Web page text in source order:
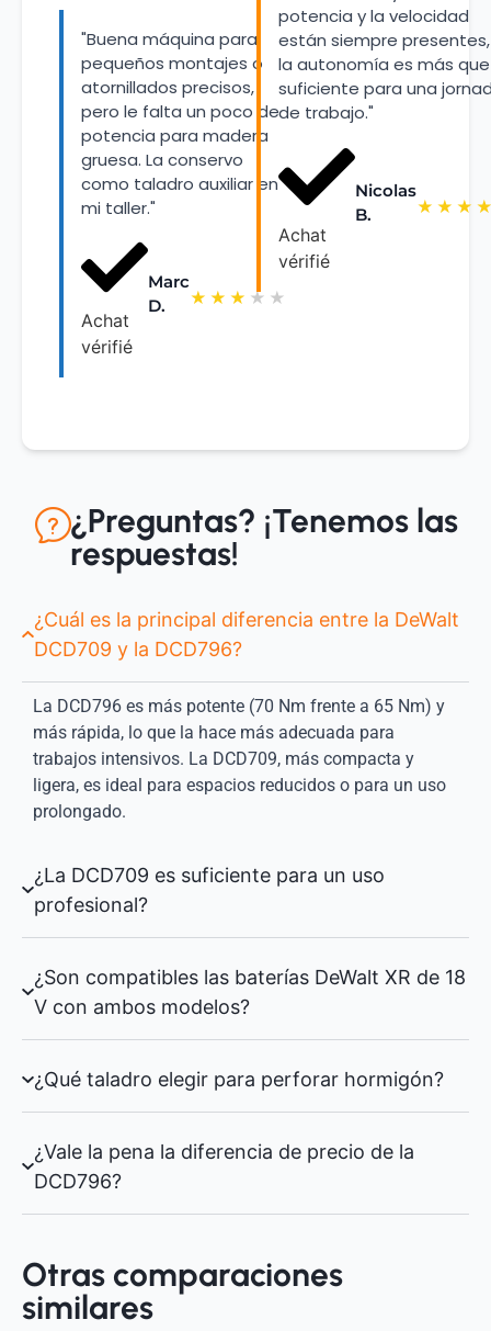
"Buena máquina para
pequeños montajes o
atornillados precisos,
pero le falta un poco de
potencia para madera
gruesa. La conservo
como taladro auxiliar en
mi taller."
Achat
vérifié
Marc
D.
★ ★ ★ ★ ★
potencia y la velocidad
están siempre
la autonomía es más que
suficiente para una
de trabajo."
Achat
vérifié
Nicolas
B.
★ ★ ★
¿Preguntas? ¡Tenemos las
respuestas!
¿Cuál es la principal diferencia entre la DeWalt
DCD709 y la DCD796?
La DCD796 es más potente (70 Nm frente a 65 Nm) y
más rápida, lo que la hace más adecuada para
trabajos intensivos. La DCD709, más compacta y
ligera, es ideal para espacios reducidos o para un uso
prolongado.
¿La DCD709 es suficiente para un uso
profesional?
¿Son compatibles las baterías DeWalt XR de 18
V con ambos modelos?
¿Qué taladro elegir para perforar hormigón?
¿Vale la pena la diferencia de precio de la
DCD796?
Otras comparaciones
similares